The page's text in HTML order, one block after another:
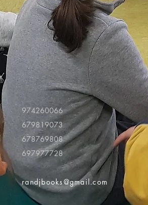
974260066
679819073
678769808
697977728
randjbooks@gmail.com